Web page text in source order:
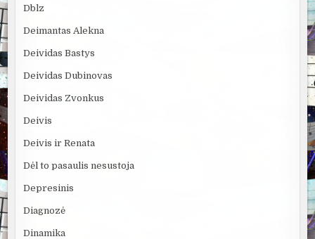
Dblz
Deimantas Alekna
Deividas Bastys
Deividas Dubinovas
Deividas Zvonkus
Deivis
Deivis ir Renata
Dėl to pasaulis nesustoja
Depresinis
Diagnozė
Dinamika